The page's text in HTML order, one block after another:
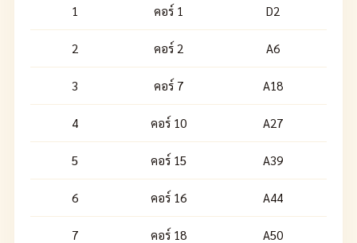
1 คอร์ 1 D2
2 คอร์ 2 A6
3 คอร์ 7 A18
4 คอร์ 10 A27
5 คอร์ 15 A39
6 คอร์ 16 A44
7 คอร์ 18 A50